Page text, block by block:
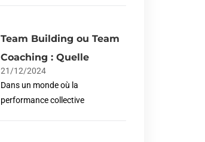
Team Building ou Team
Coaching : Quelle
21/12/2024
Dans un monde où la
performance collective